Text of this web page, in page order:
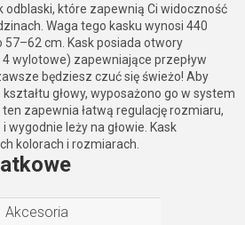
odblaski, które zapewnią Ci widoczność
Waga tego kasku wynosi 440
cm. Kask posiada otwory
wylotowe) zapewniające przepływ
będziesz czuć się świeżo! Aby
głowy, wyposażono go w system
zapewnia łatwą regulację rozmiaru,
wygodnie leży na głowie. Kask
kolorach i rozmiarach.
Akcesoria